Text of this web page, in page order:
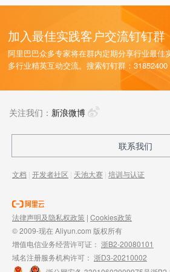
加入最佳实践客户交流钉钉群
阿里巴巴众多专家将在群内定期分享行业最佳
多行业精英互动交流。搜索钉钉群：31852400